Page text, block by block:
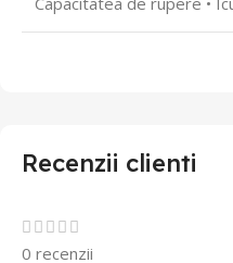
Recenzii clienti
0 recenzii